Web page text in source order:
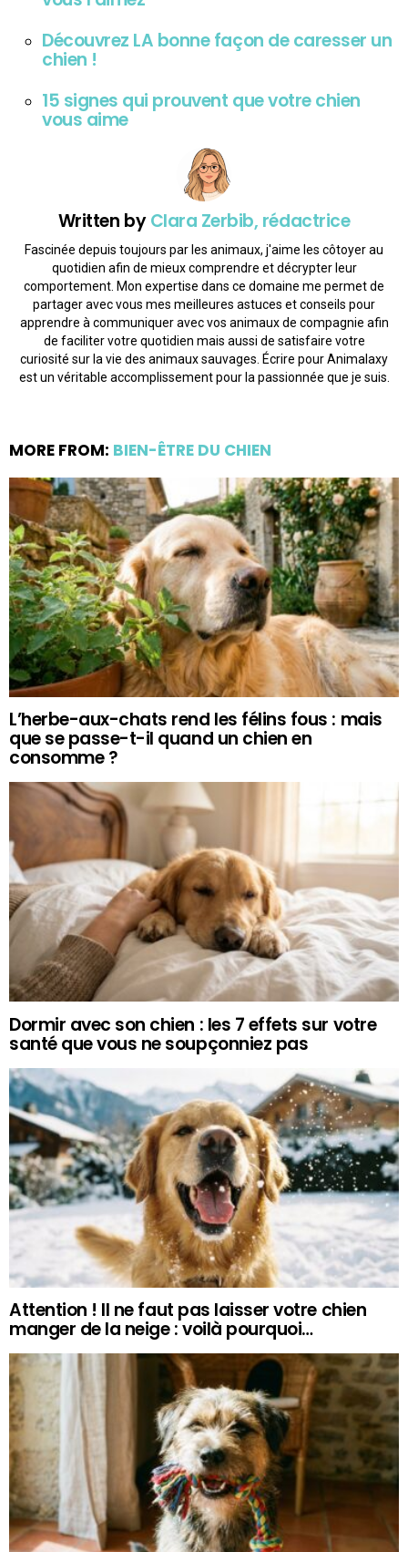
Découvrez LA bonne façon de caresser un
chien !
15 signes qui prouvent que votre chien
vous aime
Written byClara Zerbib, rédactrice
Fascinée depuis toujours par les animaux, j'aime les côtoyer au
quotidien afin de mieux comprendre et décrypter leur
comportement. Mon expertise dans ce domaine me permet de
partager avec vous mes meilleures astuces et conseils pour
apprendre à communiquer avec vos animaux de compagnie afin
de faciliter votre quotidien mais aussi de satisfaire votre
curiosité sur la vie des animaux sauvages. Écrire pour Animalaxy
est un véritable accomplissement pour la passionnée que je suis.
MORE FROM: BIEN-ÊTRE DU CHIEN
L’herbe-aux-chats rend les félins fous : mais
que se passe-t-il quand un chien en
consomme ?
Dormir avec son chien : les 7 effets sur votre
santé que vous ne soupçonniez pas
Attention ! Il ne faut pas laisser votre chien
manger de la neige : voilà pourquoi…